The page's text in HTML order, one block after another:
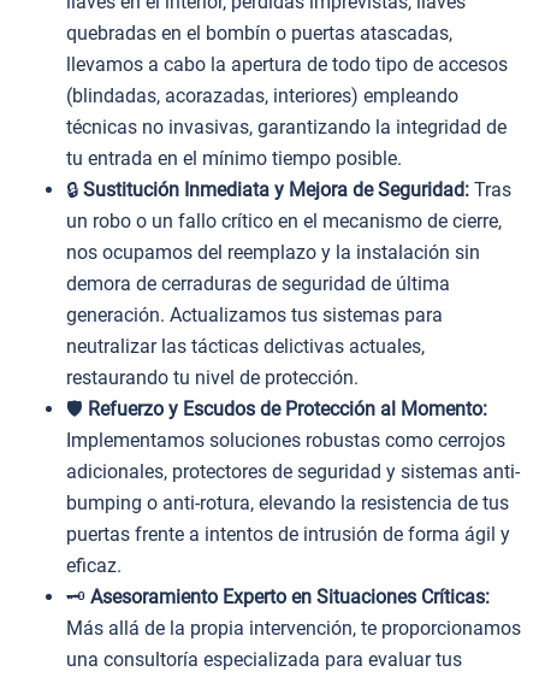
quebradas en el bombín o puertas atascadas,
llevamos a cabo la apertura de todo tipo de accesos
(blindadas, acorazadas, interiores) empleando
técnicas no invasivas, garantizando la integridad de
tu entrada en el mínimo tiempo posible.
🔒 Sustitución Inmediata y Mejora de Seguridad: Tras
un robo o un fallo crítico en el mecanismo de cierre,
nos ocupamos del reemplazo y la instalación sin
demora de cerraduras de seguridad de última
generación. Actualizamos tus sistemas para
neutralizar las tácticas delictivas actuales,
restaurando tu nivel de protección.
🛡️ Refuerzo y Escudos de Protección al Momento:
Implementamos soluciones robustas como cerrojos
adicionales, protectores de seguridad y sistemas anti-
bumping o anti-rotura, elevando la resistencia de tus
puertas frente a intentos de intrusión de forma ágil y
eficaz.
🗝️ Asesoramiento Experto en Situaciones Críticas:
Más allá de la propia intervención, te proporcionamos
una consultoría especializada para evaluar tus